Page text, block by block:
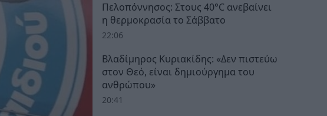
Πελοπόννησος: Στους 40°C ανεβαίνει
η θερμοκρασία το Σάββατο
22:06
Βλαδίμηρος Κυριακίδης: «Δεν πιστεύω
στον Θεό, είναι δημιούργημα του
ανθρώπου»
20:41